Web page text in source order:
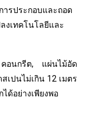
ารประกอบและถอด
งเทคโนโลยีและ
คอนกรีต, แผ่นไม้อัด
ปนไม่เกิน 12 เมตร
ด้อย่างเพียงพอ